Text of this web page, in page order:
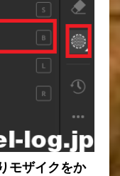
モザイクをか